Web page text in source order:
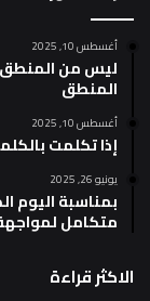
أغسطس 10, 2025
ليس من المنطق
المنطق
أغسطس 10, 2025
إذا تكلمت
يونيو 26, 2025
بمناسبة اليوم
متكامل
الاكثر قراءة